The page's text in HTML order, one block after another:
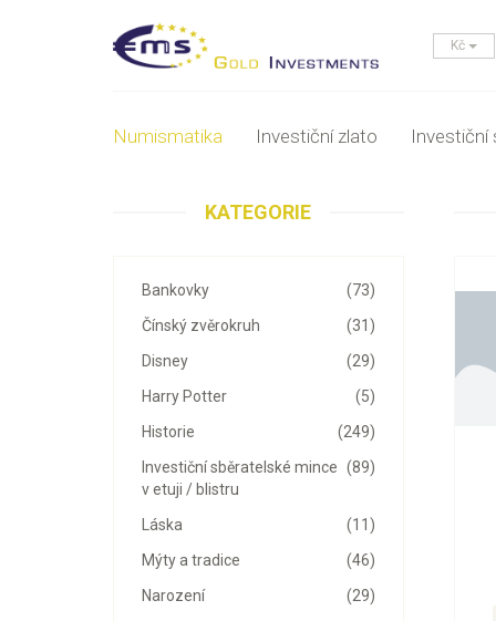
Kč
Numismatika Investiční zlato Investiční
KATEGORIE
(73)
Bankovky
(31)
Čínský zvěrokruh
(29)
Disney
(5)
Harry Potter
(249)
Historie
(89)
Investiční sběratelské mince
v etuji / blistru
(11)
Láska
(46)
Mýty a tradice
(29)
Narození